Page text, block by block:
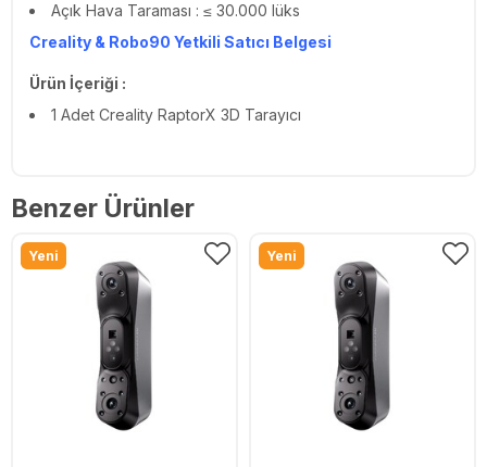
Açık Hava Taraması : ≤ 30.000 lüks
Creality & Robo90 Yetkili Satıcı Belgesi
Ürün İçeriği :
1 Adet Creality RaptorX 3D Tarayıcı
Benzer Ürünler
Yeni Yeni